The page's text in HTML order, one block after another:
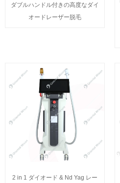
ダブルハンドル付きの高度なダイ
オードレーザー脱毛
2 in 1 ダイオード & Nd Yag レー